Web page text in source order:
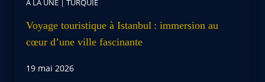
Voyage touristique à Istanbul : immersion au
cœur d’une ville fascinante
19 mai 2026